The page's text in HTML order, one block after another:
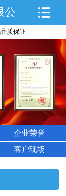
公
质保证
企业荣誉
客户现场